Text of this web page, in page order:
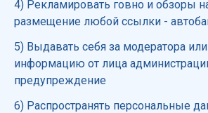
4) Рекламировать говно и обзоры
размещение любой ссылки -
5) Выдавать себя за модератора или
информацию от лица
предупреждение
6) Распространять персональные